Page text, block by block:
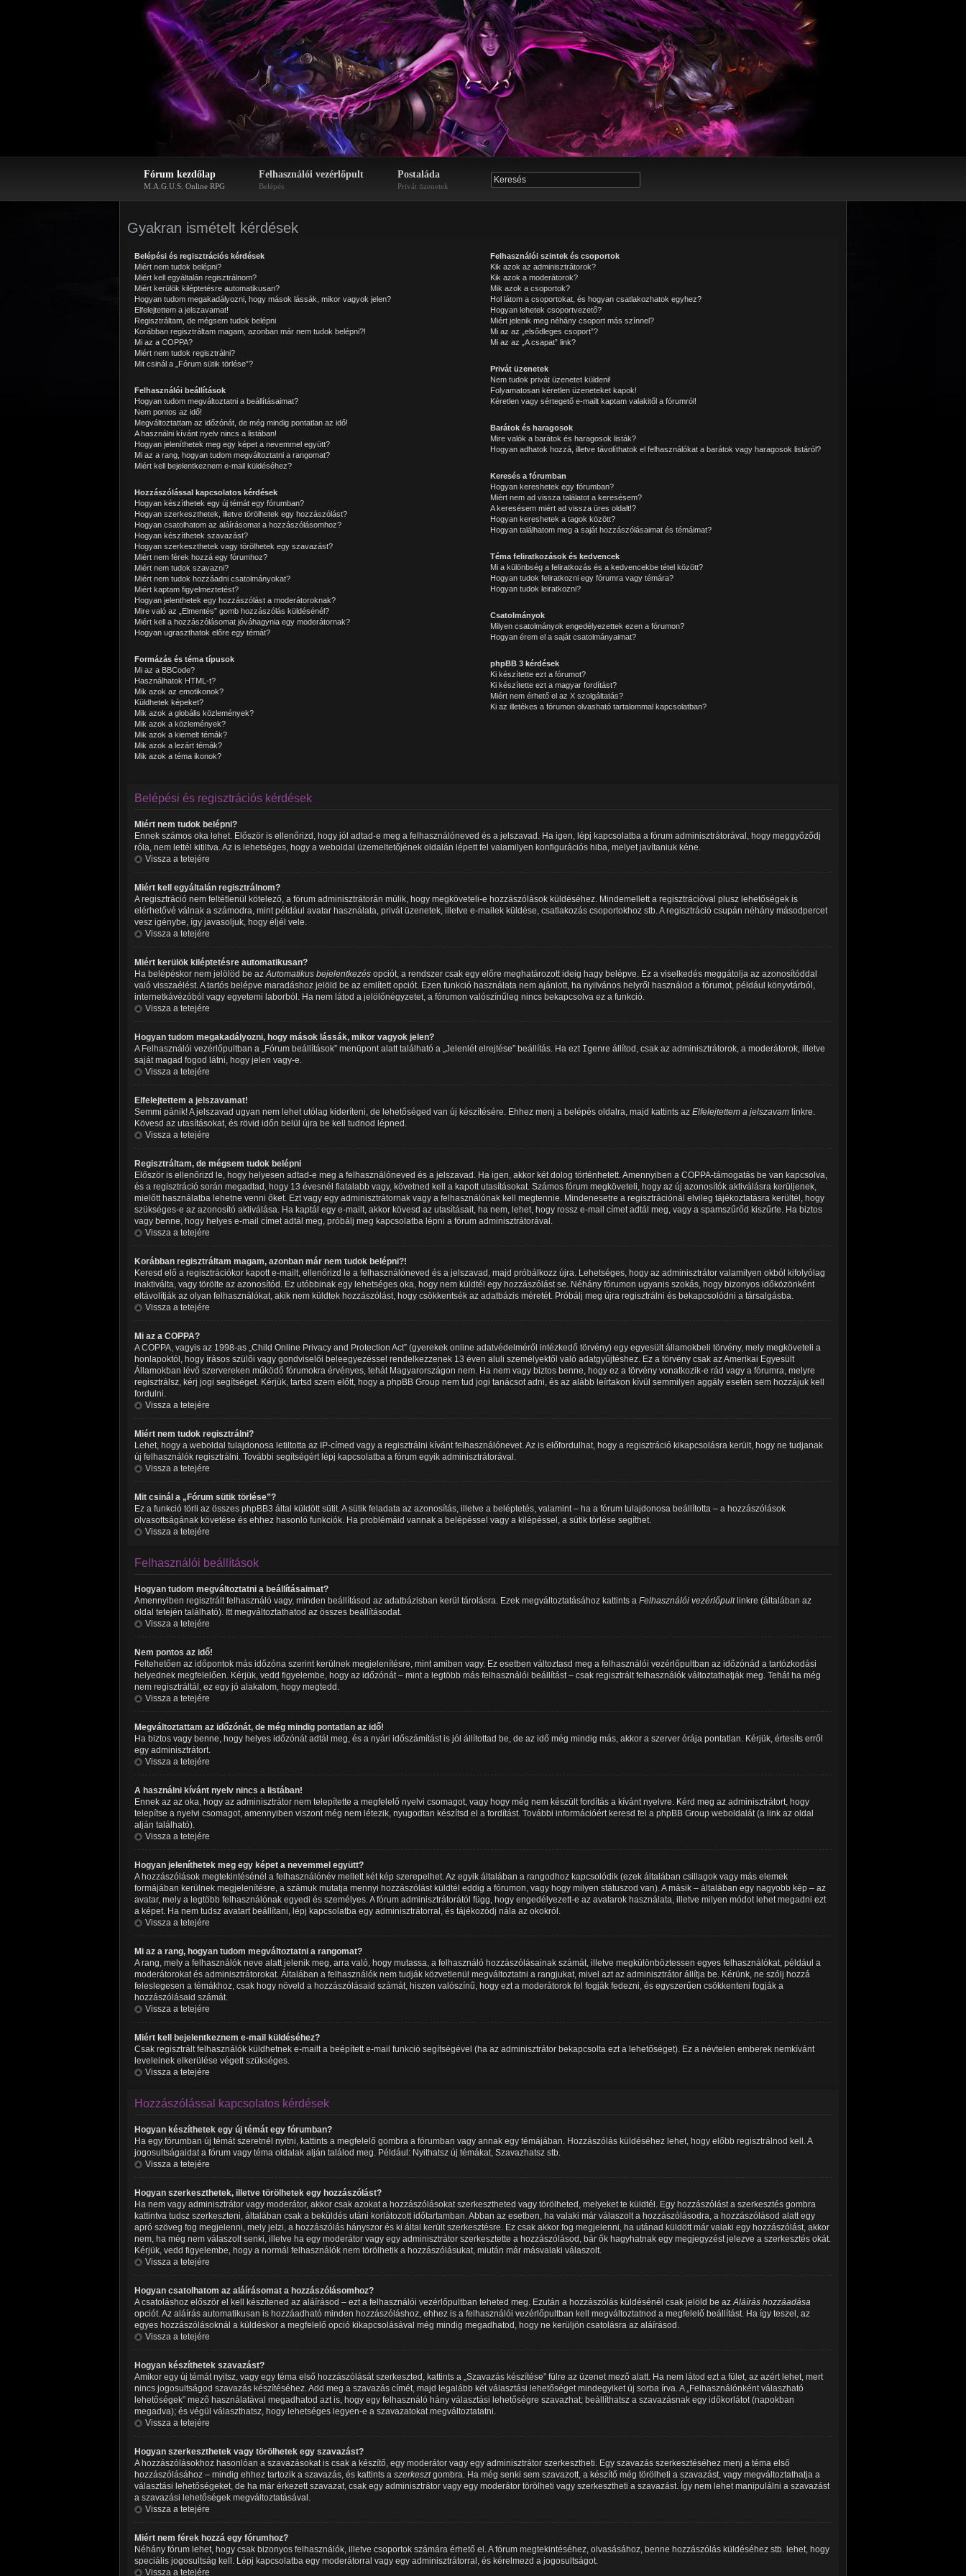
Fórum kezdőlap
M.A.G.U.S. Online RPG
Felhasználói vezérlőpult
Belépés
Postaláda
Privát üzenetek
Gyakran ismételt kérdések
Belépési és regisztrációs kérdések
Miért nem tudok belépni?
Miért kell egyáltalán regisztrálnom?
Miért kerülök kiléptetésre automatikusan?
Hogyan tudom megakadályozni, hogy mások lássák, mikor vagyok jelen?
Elfelejtettem a jelszavamat!
Regisztráltam, de mégsem tudok belépni
Korábban regisztráltam magam, azonban már nem tudok belépni?!
Mi az a COPPA?
Miért nem tudok regisztrálni?
Mit csinál a „Fórum sütik törlése”?
Felhasználói beállítások
Hogyan tudom megváltoztatni a beállításaimat?
Nem pontos az idő!
Megváltoztattam az időzónát, de még mindig pontatlan az idő!
A használni kívánt nyelv nincs a listában!
Hogyan jeleníthetek meg egy képet a nevemmel együtt?
Mi az a rang, hogyan tudom megváltoztatni a rangomat?
Miért kell bejelentkeznem e-mail küldéséhez?
Hozzászólással kapcsolatos kérdések
Hogyan készíthetek egy új témát egy fórumban?
Hogyan szerkeszthetek, illetve törölhetek egy hozzászólást?
Hogyan csatolhatom az aláírásomat a hozzászólásomhoz?
Hogyan készíthetek szavazást?
Hogyan szerkeszthetek vagy törölhetek egy szavazást?
Miért nem férek hozzá egy fórumhoz?
Miért nem tudok szavazni?
Miért nem tudok hozzáadni csatolmányokat?
Miért kaptam figyelmeztetést?
Hogyan jelenthetek egy hozzászólást a moderátoroknak?
Mire való az „Elmentés” gomb hozzászólás küldésénél?
Miért kell a hozzászólásomat jóváhagynia egy moderátornak?
Hogyan ugraszthatok előre egy témát?
Formázás és téma típusok
Mi az a BBCode?
Használhatok HTML-t?
Mik azok az emotikonok?
Küldhetek képeket?
Mik azok a globális közlemények?
Mik azok a közlemények?
Mik azok a kiemelt témák?
Mik azok a lezárt témák?
Mik azok a téma ikonok?
Felhasználói szintek és csoportok
Kik azok az adminisztrátorok?
Kik azok a moderátorok?
Mik azok a csoportok?
Hol látom a csoportokat, és hogyan csatlakozhatok egyhez?
Hogyan lehetek csoportvezető?
Miért jelenik meg néhány csoport más színnel?
Mi az az „elsődleges csoport”?
Mi az az „A csapat” link?
Privát üzenetek
Nem tudok privát üzenetet küldeni!
Folyamatosan kéretlen üzeneteket kapok!
Kéretlen vagy sértegető e-mailt kaptam valakitől a fórumról!
Barátok és haragosok
Mire valók a barátok és haragosok listák?
Hogyan adhatok hozzá, illetve távolíthatok el felhasználókat a barátok vagy haragosok listáról?
Keresés a fórumban
Hogyan kereshetek egy fórumban?
Miért nem ad vissza találatot a keresésem?
A keresésem miért ad vissza üres oldalt!?
Hogyan kereshetek a tagok között?
Hogyan találhatom meg a saját hozzászólásaimat és témáimat?
Téma feliratkozások és kedvencek
Mi a különbség a feliratkozás és a kedvencekbe tétel között?
Hogyan tudok feliratkozni egy fórumra vagy témára?
Hogyan tudok leiratkozni?
Csatolmányok
Milyen csatolmányok engedélyezettek ezen a fórumon?
Hogyan érem el a saját csatolmányaimat?
phpBB 3 kérdések
Ki készítette ezt a fórumot?
Ki készítette ezt a magyar fordítást?
Miért nem érhető el az X szolgáltatás?
Ki az illetékes a fórumon olvasható tartalommal kapcsolatban?
Belépési és regisztrációs kérdések
Miért nem tudok belépni?
Ennek számos oka lehet. Először is ellenőrizd, hogy jól adtad-e meg a felhasználóneved és a jelszavad. Ha igen, lépj kapcsolatba a fórum adminisztrátorával, hogy meggyőződj
róla, nem lettél kitiltva. Az is lehetséges, hogy a weboldal üzemeltetőjének oldalán lépett fel valamilyen konfigurációs hiba, melyet javítaniuk kéne.
Vissza a tetejére
Miért kell egyáltalán regisztrálnom?
A regisztráció nem feltétlenül kötelező, a fórum adminisztrátorán múlik, hogy megköveteli-e hozzászólások küldéséhez. Mindemellett a regisztrációval plusz lehetőségek is
elérhetővé válnak a számodra, mint például avatar használata, privát üzenetek, illetve e-mailek küldése, csatlakozás csoportokhoz stb. A regisztráció csupán néhány másodpercet
vesz igénybe, így javasoljuk, hogy éljél vele.
Vissza a tetejére
Miért kerülök kiléptetésre automatikusan?
Ha belépéskor nem jelölöd be azAutomatikus bejelentkezés opciót, a rendszer csak egy előre meghatározott ideig hagy belépve. Ez a viselkedés meggátolja az azonosítóddal
való visszaélést. A tartós belépve maradáshoz jelöld be az említett opciót. Ezen funkció használata nem ajánlott, ha nyilvános helyről használod a fórumot, például könyvtárból,
internetkávézóból vagy egyetemi laborból. Ha nem látod a jelölőnégyzetet, a fórumon valószínűleg nincs bekapcsolva ez a funkció.
Vissza a tetejére
Hogyan tudom megakadályozni, hogy mások lássák, mikor vagyok jelen?
A Felhasználói vezérlőpultban a „Fórum beállítások” menüpont alatt található a „Jelenlét elrejtése” beállítás. Ha ezt Igenre állítod, csak az adminisztrátorok, a moderátorok, illetve
saját magad fogod látni, hogy jelen vagy-e.
Vissza a tetejére
Elfelejtettem a jelszavamat!
Semmi pánik! A jelszavad ugyan nem lehet utólag kideríteni, de lehetőséged van új készítésére. Ehhez menj a belépés oldalra, majd kattints az Elfelejtettem a jelszavam linkre.
Kövesd az utasításokat, és rövid időn belül újra be kell tudnod lépned.
Vissza a tetejére
Regisztráltam, de mégsem tudok belépni
Először is ellenőrizd le, hogy helyesen adtad-e meg a felhasználóneved és a jelszavad. Ha igen, akkor két dolog történhetett. Amennyiben a COPPA-támogatás be van kapcsolva,
és a regisztráció során megadtad, hogy 13 évesnél fiatalabb vagy, követned kell a kapott utasításokat. Számos fórum megköveteli, hogy az új azonosítók aktiválásra kerüljenek,
mielőtt használatba lehetne venni őket. Ezt vagy egy adminisztrátornak vagy a felhasználónak kell megtennie. Mindenesetre a regisztrációnál elvileg tájékoztatásra kerültél, hogy
szükséges-e az azonosító aktiválása. Ha kaptál egy e-mailt, akkor kövesd az utasításait, ha nem, lehet, hogy rossz e-mail címet adtál meg, vagy a spamszűrőd kiszűrte. Ha biztos
vagy benne, hogy helyes e-mail címet adtál meg, próbálj meg kapcsolatba lépni a fórum adminisztrátorával.
Vissza a tetejére
Korábban regisztráltam magam, azonban már nem tudok belépni?!
Keresd elő a regisztrációkor kapott e-mailt, ellenőrizd le a felhasználóneved és a jelszavad, majd próbálkozz újra. Lehetséges, hogy az adminisztrátor valamilyen okból kifolyólag
inaktiválta, vagy törölte az azonosítód. Ez utóbbinak egy lehetséges oka, hogy nem küldtél egy hozzászólást se. Néhány fórumon ugyanis szokás, hogy bizonyos időközönként
eltávolítják az olyan felhasználókat, akik nem küldtek hozzászólást, hogy csökkentsék az adatbázis méretét. Próbálj meg újra regisztrálni és bekapcsolódni a társalgásba.
Vissza a tetejére
Mi az a COPPA?
A COPPA, vagyis az 1998-as „Child Online Privacy and Protection Act” (gyerekek online adatvédelméről intézkedő törvény) egy egyesült államokbeli törvény, mely megköveteli a
honlapoktól, hogy írásos szülői vagy gondviselői beleegyezéssel rendelkezzenek 13 éven aluli személyektől való adatgyűjtéshez. Ez a törvény csak az Amerikai Egyesült
Államokban lévő szervereken működő fórumokra érvényes, tehát Magyarországon nem. Ha nem vagy biztos benne, hogy ez a törvény vonatkozik-e rád vagy a fórumra, melyre
regisztrálsz, kérj jogi segítséget. Kérjük, tartsd szem előtt, hogy a phpBB Group nem tud jogi tanácsot adni, és az alább leírtakon kívül semmilyen aggály esetén sem hozzájuk kell
fordulni.
Vissza a tetejére
Miért nem tudok regisztrálni?
Lehet, hogy a weboldal tulajdonosa letiltotta az IP-címed vagy a regisztrálni kívánt felhasználónevet. Az is előfordulhat, hogy a regisztráció kikapcsolásra került, hogy ne tudjanak
új felhasználók regisztrálni. További segítségért lépj kapcsolatba a fórum egyik adminisztrátorával.
Vissza a tetejére
Mit csinál a „Fórum sütik törlése”?
Ez a funkció törli az összes phpBB3 által küldött sütit. A sütik feladata az azonosítás, illetve a beléptetés, valamint – ha a fórum tulajdonosa beállította – a hozzászólások
olvasottságának követése és ehhez hasonló funkciók. Ha problémáid vannak a belépéssel vagy a kilépéssel, a sütik törlése segíthet.
Vissza a tetejére
Felhasználói beállítások
Hogyan tudom megváltoztatni a beállításaimat?
Amennyiben regisztrált felhasználó vagy, minden beállításod az adatbázisban kerül tárolásra. Ezek megváltoztatásához kattints a Felhasználói vezérlőpultlinkre (általában az
oldal tetején található). Itt megváltoztathatod az összes beállításodat.
Vissza a tetejére
Nem pontos az idő!
Feltehetően az időpontok más időzóna szerint kerülnek megjelenítésre, mint amiben vagy. Ez esetben változtasd meg a felhasználói vezérlőpultban az időzónád a tartózkodási
helyednek megfelelően. Kérjük, vedd figyelembe, hogy az időzónát – mint a legtöbb más felhasználói beállítást – csak regisztrált felhasználók változtathatják meg. Tehát ha még
nem regisztráltál, ez egy jó alakalom, hogy megtedd.
Vissza a tetejére
Megváltoztattam az időzónát, de még mindig pontatlan az idő!
Ha biztos vagy benne, hogy helyes időzónát adtál meg, és a nyári időszámítást is jól állítottad be, de az idő még mindig más, akkor a szerver órája pontatlan. Kérjük, értesíts erről
egy adminisztrátort.
Vissza a tetejére
A használni kívánt nyelv nincs a listában!
Ennek az az oka, hogy az adminisztrátor nem telepítette a megfelelő nyelvi csomagot, vagy hogy még nem készült fordítás a kívánt nyelvre. Kérd meg az adminisztrátort, hogy
telepítse a nyelvi csomagot, amennyiben viszont még nem létezik, nyugodtan készítsd el a fordítást. További információért keresd fel a phpBB Group weboldalát (a link az oldal
alján található).
Vissza a tetejére
Hogyan jeleníthetek meg egy képet a nevemmel együtt?
A hozzászólások megtekintésénél a felhasználónév mellett két kép szerepelhet. Az egyik általában a rangodhoz kapcsolódik (ezek általában csillagok vagy más elemek
formájában kerülnek megjelenítésre, a számuk mutatja mennyi hozzászólást küldtél eddig a fórumon, vagy hogy milyen státuszod van). A másik – általában egy nagyobb kép – az
avatar, mely a legtöbb felhasználónak egyedi és személyes. A fórum adminisztrátorától függ, hogy engedélyezett-e az avatarok használata, illetve milyen módot lehet megadni ezt
a képet. Ha nem tudsz avatart beállítani, lépj kapcsolatba egy adminisztrátorral, és tájékozódj nála az okokról.
Vissza a tetejére
Mi az a rang, hogyan tudom megváltoztatni a rangomat?
A rang, mely a felhasználók neve alatt jelenik meg, arra való, hogy mutassa, a felhasználó hozzászólásainak számát, illetve megkülönböztessen egyes felhasználókat, például a
moderátorokat és adminisztrátorokat. Általában a felhasználók nem tudják közvetlenül megváltoztatni a rangjukat, mivel azt az adminisztrátor állítja be. Kérünk, ne szólj hozzá
feleslegesen a témákhoz, csak hogy növeld a hozzászólásaid számát, hiszen valószínű, hogy ezt a moderátorok fel fogják fedezni, és egyszerűen csökkenteni fogják a
hozzászólásaid számát.
Vissza a tetejére
Miért kell bejelentkeznem e-mail küldéséhez?
Csak regisztrált felhasználók küldhetnek e-mailt a beépített e-mail funkció segítségével (ha az adminisztrátor bekapcsolta ezt a lehetőséget). Ez a névtelen emberek nemkívánt
leveleinek elkerülése végett szükséges.
Vissza a tetejére
Hozzászólással kapcsolatos kérdések
Hogyan készíthetek egy új témát egy fórumban?
Ha egy fórumban új témát szeretnél nyitni, kattints a megfelelő gombra a fórumban vagy annak egy témájában. Hozzászólás küldéséhez lehet, hogy előbb regisztrálnod kell. A
jogosultságaidat a fórum vagy téma oldalak alján találod meg. Például: Nyithatsz új témákat, Szavazhatsz stb.
Vissza a tetejére
Hogyan szerkeszthetek, illetve törölhetek egy hozzászólást?
Ha nem vagy adminisztrátor vagy moderátor, akkor csak azokat a hozzászólásokat szerkesztheted vagy törölheted, melyeket te küldtél. Egy hozzászólást a szerkesztés gombra
kattintva tudsz szerkeszteni, általában csak a beküldés utáni korlátozott időtartamban. Abban az esetben, ha valaki már válaszolt a hozzászólásodra, a hozzászólásod alatt egy
apró szöveg fog megjelenni, mely jelzi, a hozzászólás hányszor és ki által került szerkesztésre. Ez csak akkor fog megjelenni, ha utánad küldött már valaki egy hozzászólást, akkor
nem, ha még nem válaszolt senki, illetve ha egy moderátor vagy egy adminisztrátor szerkesztette a hozzászólásod, bár ők hagyhatnak egy megjegyzést jelezve a szerkesztés okát.
Kérjük, vedd figyelembe, hogy a normál felhasználók nem törölhetik a hozzászólásukat, miután már másvalaki válaszolt.
Vissza a tetejére
Hogyan csatolhatom az aláírásomat a hozzászólásomhoz?
A csatoláshoz először el kell készítened az aláírásod – ezt a felhasználói vezérlőpultban teheted meg. Ezután a hozzászólás küldésénél csak jelöld be azAláírás hozzáadása
opciót. Az aláírás automatikusan is hozzáadható minden hozzászóláshoz, ehhez is a felhasználói vezérlőpultban kell megváltoztatnod a megfelelő beállítást. Ha így teszel, az
egyes hozzászólásoknál a küldéskor a megfelelő opció kikapcsolásával még mindig megadhatod, hogy ne kerüljön csatolásra az aláírásod.
Vissza a tetejére
Hogyan készíthetek szavazást?
Amikor egy új témát nyitsz, vagy egy téma első hozzászólását szerkeszted, kattints a „Szavazás készítése” fülre az üzenet mező alatt. Ha nem látod ezt a fület, az azért lehet, mert
nincs jogosultságod szavazás készítéséhez. Add meg a szavazás címét, majd legalább két választási lehetőséget mindegyiket új sorba írva. A „Felhasználónként válaszható
lehetőségek” mező használatával megadhatod azt is, hogy egy felhasználó hány választási lehetőségre szavazhat; beállíthatsz a szavazásnak egy időkorlátot (napokban
megadva); és végül választhatsz, hogy lehetséges legyen-e a szavazatokat megváltoztatatni.
Vissza a tetejére
Hogyan szerkeszthetek vagy törölhetek egy szavazást?
A hozzászólásokhoz hasonlóan a szavazásokat is csak a készítő, egy moderátor vagy egy adminisztrátor szerkesztheti. Egy szavazás szerkesztéséhez menj a téma első
hozzászólásához – mindig ehhez tartozik a szavazás, és kattints a szerkesztgombra. Ha még senki sem szavazott, a készítő még törölheti a szavazást, vagy megváltoztathatja a
választási lehetőségeket, de ha már érkezett szavazat, csak egy adminisztrátor vagy egy moderátor törölheti vagy szerkesztheti a szavazást. Így nem lehet manipulálni a szavazást
a szavazási lehetőségek megváltoztatásával.
Vissza a tetejére
Miért nem férek hozzá egy fórumhoz?
Néhány fórum lehet, hogy csak bizonyos felhasználók, illetve csoportok számára érhető el. A fórum megtekintéséhez, olvasásához, benne hozzászólás küldéséhez stb. lehet, hogy
speciális jogosultság kell. Lépj kapcsolatba egy moderátorral vagy egy adminisztrátorral, és kérelmezd a jogosultságot.
Vissza a tetejére